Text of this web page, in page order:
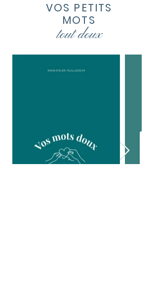
VOS PETITS
MOTS
toutdoux